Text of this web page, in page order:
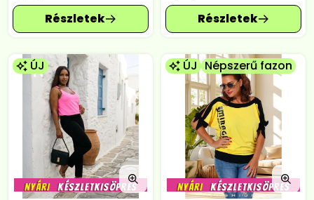
ÚJ ÚJ Népszerű fazon